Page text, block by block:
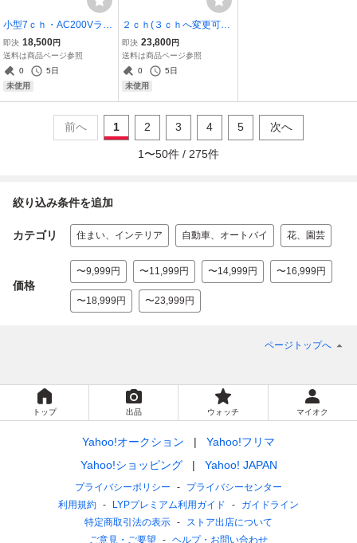
小型7ｃｈ・AC200Vラジ
コン・リモコン7ch(6ch+
1ch) 天井クレーン、ホイ
スト、ペンダントスイッ
チ 開閉器、ポンプ動噴や
即決 18,500円
送料は商品ページ参照
0
5日
未使用
２ｃｈ(３ｃｈへ変更可能)
送信機２個 ＡＣ100-220
Ｖ ラジコン・リモコン装
置 天井クレーン ホイス
ト ウインチ ポンプ イルミ
即決 23,800円
送料は商品ページ参照
0
5日
未使用
前へ 1 2 3 4 5 次へ
1 〜50件 / 275件
絞り込み条件を追加
カテゴリ 住まい、インテリア 自動車、オートバイ 花、園芸
価格
〜9,999円 〜11,999円 〜14,999円 〜16,999円
〜18,999円 〜23,999円
ページトップへ
トップ 出品 ウォッチ マイオク
Yahoo!オークション
Yahoo!フリマ
Yahoo!ショッピング
Yahoo! JAPAN
プライバシーポリシー
プライバシーセンター
利用規約
LYPプレミアム利用ガイド
ガイドライン
特定商取引法の表示
ストア出店について
ご意見・ご要望
ヘルプ・お問い合わせ